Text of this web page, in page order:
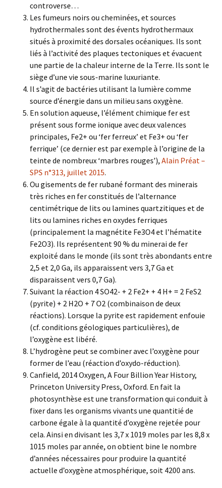
controverse…
Les fumeurs noirs ou cheminées, et sources
hydrothermales sont des évents hydrothermaux
situés à proximité des dorsales océaniques. Ils sont
liés à l’activité des plaques tectoniques et évacuent
une partie de la chaleur interne de la Terre. Ils sont le
siège d’une vie sous-marine luxuriante.
Il s’agit de bactéries utilisant la lumière comme
source d’énergie dans un milieu sans oxygène.
En solution aqueuse, l’élément chimique fer est
présent sous forme ionique avec deux valences
principales, Fe2+ ou ‘fer ferreux’ et Fe3+ ou ‘fer
ferrique’ (ce dernier est par exemple à l’origine de la
teinte de nombreux ‘marbres rouges’), Alain Préat –
SPS n°313, juillet 2015.
Ou gisements de fer rubané formant des minerais
très riches en fer constitués de l’alternance
centimétrique de lits ou lamines quartzitiques et de
lits ou lamines riches en oxydes ferriques
(principalement la magnétite Fe3O4 et l’hématite
Fe2O3). Ils représentent 90 % du minerai de fer
exploité dans le monde (ils sont très abondants entre
2,5 et 2,0 Ga, ils apparaissent vers 3,7 Ga et
disparaissent vers 0,7 Ga).
Suivant la réaction 4 SO42- + 2 Fe2+ + 4 H+ = 2 FeS2
(pyrite) + 2 H2O + 7 O2 (combinaison de deux
réactions). Lorsque la pyrite est rapidement enfouie
(cf. conditions géologiques particulières), de
l’oxygène est libéré.
L’hydrogène peut se combiner avec l’oxygène pour
former de l’eau (réaction d’oxydo-réduction).
Canfield, 2014 Oxygen, A Four Billion Year History,
Princeton University Press, Oxford. En fait la
photosynthèse est une transformation qui conduit à
fixer dans les organisms vivants une quantitié de
carbone égale à la quantité d’oxygène rejetée pour
cela. Ainsi en divisant les 3,7 x 1019 moles par les 8,8 x
1015 moles par année, on obtient bine le nombre
d’années nécessaires pour produire la quantité
actuelle d’oxygène atmosphérique, soit 4200 ans.